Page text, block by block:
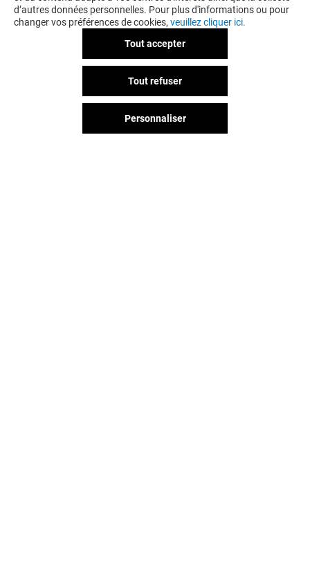
LA BOUTIQUE DU COIFFEUR
-10% SUR TOUT LE MAGASIN
LE MARDI*
d’autres données personnelles. Pour plus d'informations ou pour
changer vos préférences de cookies, veuillez cliquer ici.
Tout accepter
Tout refuser
Personnaliser